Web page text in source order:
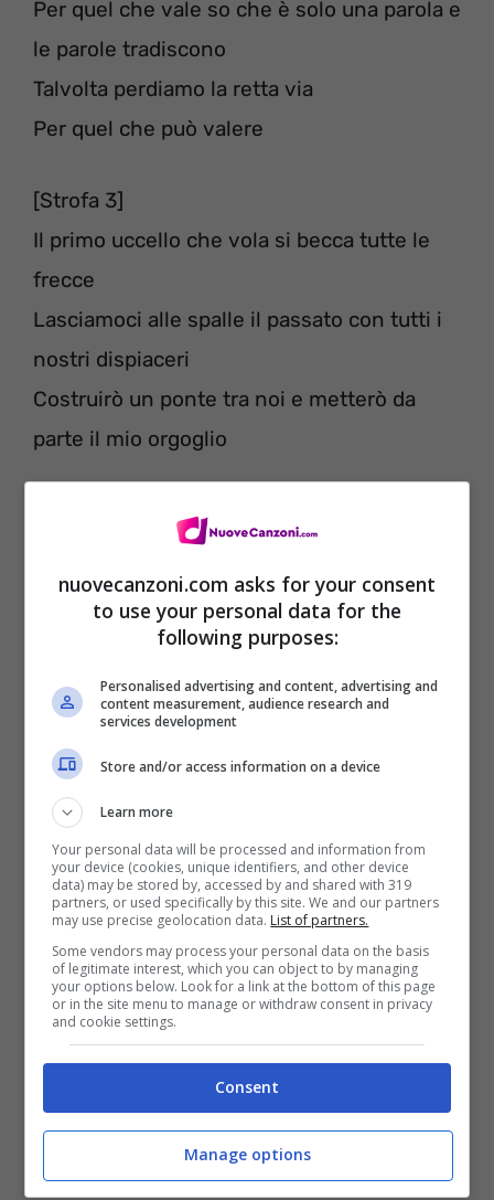
Per quel che vale so che è solo una parola e
le parole tradiscono
Talvolta perdiamo la retta via
Per quel che può valere
[Strofa 3]
Il primo uccello che vola si becca tutte le
frecce
Lasciamoci alle spalle il passato con tutti i
nostri dispiaceri
Costruirò un ponte tra noi e metterò da
parte il mio orgoglio
[Ritornello]
Per quel che vale mi spiace scusa per la
sofferenza
Sono il primo a dire: “Ho commesso i miei
errori”
Per quel che vale so che è solo una parola e
le parole tradiscono
Talvolta perdiamo la retta via
Per quel che può valere
Powered by NuoveCanzoni.com
nuovecanzoni.com asks for your consent
to use your personal data for the
following purposes:
Personalised advertising and content, advertising and
content measurement, audience research and
services development
Store and/or access information on a device
Learn more
Your personal data will be processed and information from
your device (cookies, unique identifiers, and other device
data) may be stored by, accessed by and shared with 319
partners, or used specifically by this site. We and our partners
may use precise geolocation data. List of partners.
Some vendors may process your personal data on the basis
of legitimate interest, which you can object to by managing
your options below. Look for a link at the bottom of this page
or in the site menu to manage or withdraw consent in privacy
and cookie settings.
Consent
Manage options